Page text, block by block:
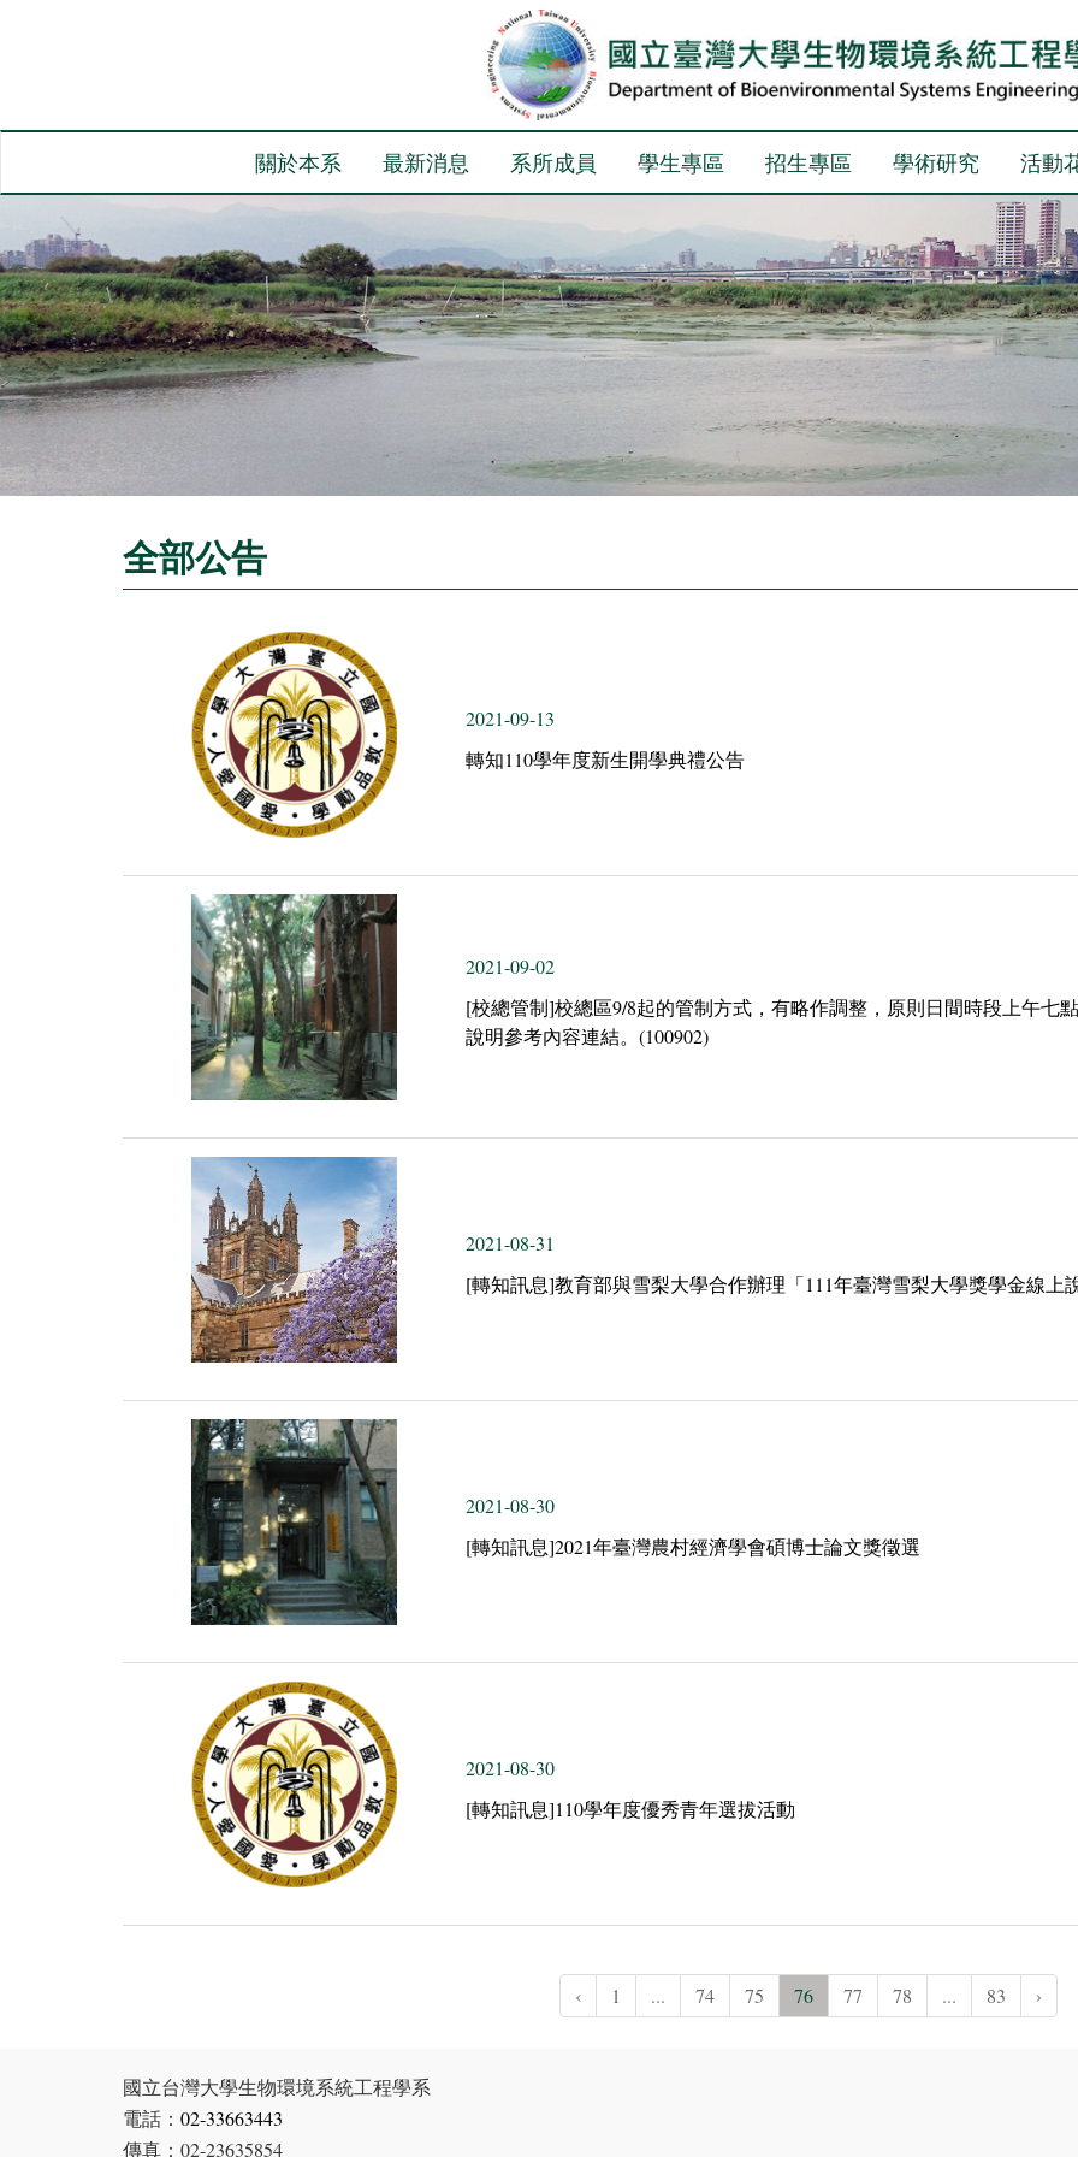
關於本系 最新消息 系所成員 學生專區 招生專區 學術研究 活動
全部公告
2021-09-13
轉知110學年度新生開學典禮公告
2021-09-02
[校總管制]校總區9/8起的管制方式，有略作調整，原則日間時段上午七
說明參考內容連結。(100902)
2021-08-31
[轉知訊息]教育部與雪梨大學合作辦理「111年臺灣雪梨大學獎學金線上
2021-08-30
[轉知訊息]2021年臺灣農村經濟學會碩博士論文獎徵選
2021-08-30
[轉知訊息]110學年度優秀青年選拔活動
‹ 1 ... 74 75 76 77 78 ... 83 ›
國立台灣大學生物環境系統工程學系
電話： 02-33663443
傳真：02-23635854